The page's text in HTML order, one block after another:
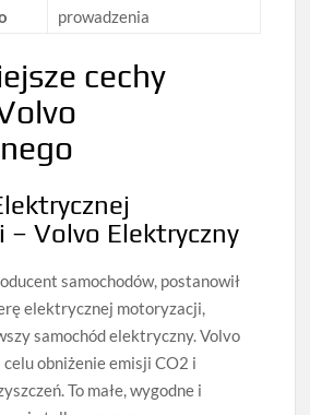
prowadzenia
cechy
– Volvo Elektryczny
samochodów, postanowił
elektrycznej motoryzacji,
samochód elektryczny. Volvo
obniżenie emisji CO2 i
To małe, wygodne i